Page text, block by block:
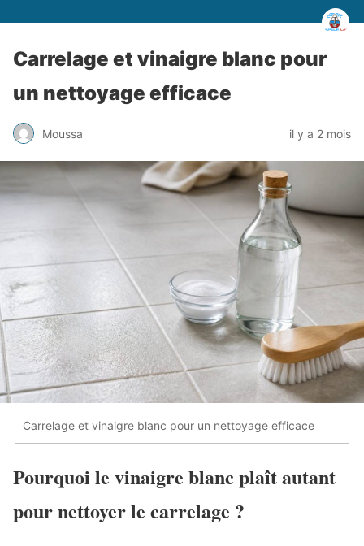
Carrelage et vinaigre blanc pour
un nettoyage efficace
Moussa il y a 2 mois
Carrelage et vinaigre blanc pour un nettoyage efficace
Pourquoi le vinaigre blanc plaît autant
pour nettoyer le carrelage ?